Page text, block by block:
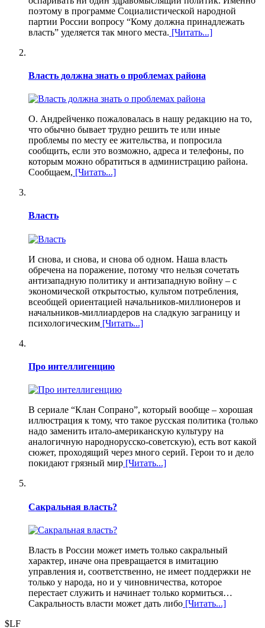
поэтому в программе Социалистической народной
партии России вопросу “Кому должна принадлежать
власть” уделяется так много места. [Читать...]
Власть должна знать о проблемах района
О. Андрейченко пожаловалась в нашу редакцию на то,
что обычно бывает трудно решить те или иные
проблемы по месту ее жительства, и попросила
сообщить, если это возможно, адреса и телефоны, по
которым можно обратиться в администрацию района.
Сообщаем, [Читать...]
Власть
И снова, и снова, и снова об одном. Наша власть
обречена на поражение, потому что нельзя сочетать
антизападную политику и антизападную войну – с
экономической открытостью, культом потребления,
всеобщей ориентацией начальников-миллионеров и
начальников-миллиардеров на сладкую заграницу и
психологическим [Читать...]
Про интеллигенцию
В сериале “Клан Сопрано”, который вообще – хорошая
иллюстрация к тому, что такое русская политика (только
надо заменить итало-американскую культуру на
аналогичную народнорусско-советскую), есть вот какой
сюжет, проходящий через много серий. Герои то и дело
покидают грязный мир [Читать...]
Сакральная власть?
Власть в России может иметь только сакральный
характер, иначе она превращается в имитацию
управления и, соответственно, не имеет поддержки не
только у народа, но и у чиновничества, которое
перестает служить и начинает только кормиться…
Сакральность власти может дать либо [Читать...]
$LF